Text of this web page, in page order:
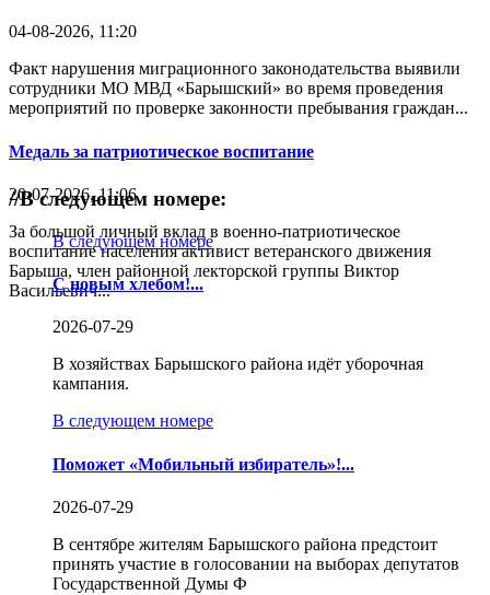
04-08-2026, 11:20
Факт нарушения миграционного законодательства выявили
сотрудники МО МВД «Барышский» во время проведения
мероприятий по проверке законности пребывания граждан...
Медаль за патриотическое воспитание
20-07-2026, 11:06
За большой личный вклад в военно-патриотическое
воспитание населения активист ветеранского движения
Барыша, член районной лекторской группы Виктор
Васильевич...
//В следующем номере:
В следующем номере
С новым хлебом!...
2026-07-29
В хозяйствах Барышского района идёт уборочная
кампания.
В следующем номере
Поможет «Мобильный избиратель»!...
2026-07-29
В сентябре жителям Барышского района предстоит
принять участие в голосовании на выборах депутатов
Государственной Думы Ф